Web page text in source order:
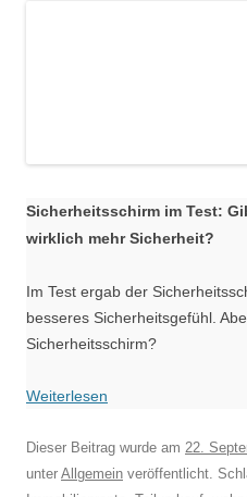
Sicherheitsschirm im Test:
wirklich mehr Sicherheit?
Im Test ergab der
besseres Sicherheitsgefühl.
Sicherheitsschirm?
Weiterlesen
Dieser Beitrag wurde am 22.
unter Allgemein veröffentlicht.